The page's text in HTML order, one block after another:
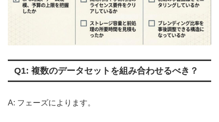
Q1: 複数のデータセットを組み合わせるべき？
A: フェーズによります。